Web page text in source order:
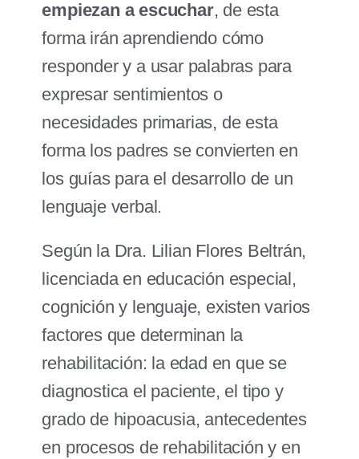
empiezan a escuchar, de esta
forma irán aprendiendo cómo
responder y a usar palabras para
expresar sentimientos o
necesidades primarias, de esta
forma los padres se convierten en
los guías para el desarrollo de un
lenguaje verbal.
Según la Dra. Lilian Flores Beltrán,
licenciada en educación especial,
cognición y lenguaje, existen varios
factores que determinan la
rehabilitación: la edad en que se
diagnostica el paciente, el tipo y
grado de hipoacusia, antecedentes
en procesos de rehabilitación y en